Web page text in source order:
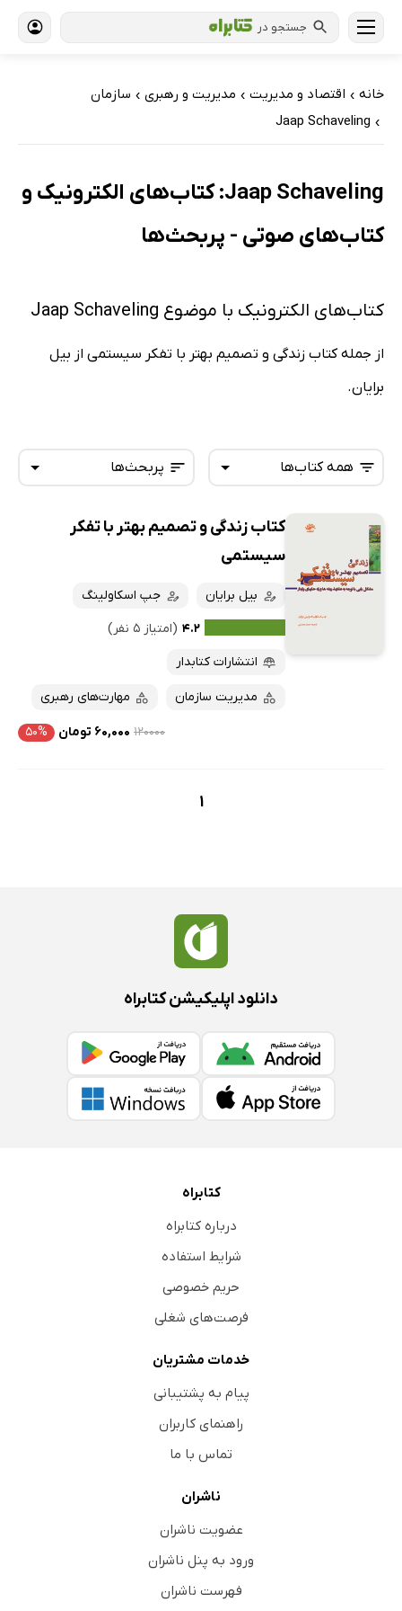
جستجو در
خانه › اقتصاد و مدیریت › مدیریت و رهبری › سازمان
›
Jaap Schaveling
Jaap Schaveling: کتاب‌های الکترونیک و
کتاب‌های صوتی - پربحث‌ها
کتاب‌های الکترونیک با موضوع Jaap Schaveling
از جمله کتاب زندگی و تصمیم‌ بهتر با تفکر سیستمی از بیل
برایان.
پربحث‌ها
تازه‌ها
پرفروش‌ها
پربحث‌ها
ارزان ترین‌ها
همه کتاب‌ها
همه کتاب‌ها
کتاب‌های صوتی
کتاب‌های متنی
کتاب زندگی و تصمیم‌ بهتر با تفکر
سیستمی
بیل برایان
جپ اسکاولینگ
۴.۲ (امتیاز ۵ نفر)
انتشارات کتابدار
مدیریت سازمان مهارت‌های رهبری
۱۲۰۰۰۰ ۶۰,۰۰۰ تومان ۵۰%
1
دانلود اپلیکیشن کتابراه
کتابراه
درباره کتابراه
شرایط استفاده
حریم خصوصی
فرصت‌های شغلی
خدمات مشتریان
پیام به پشتیبانی
راهنمای کاربران
تماس با ما
ناشران
عضویت ناشران
ورود به پنل ناشران
فهرست ناشران